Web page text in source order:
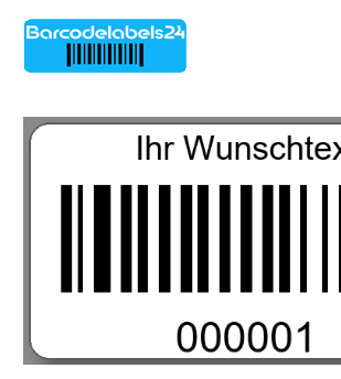
Bildergalerie überspringen